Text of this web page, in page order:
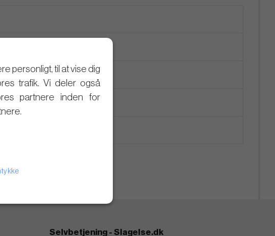
Selvbetjening - Slagelse.dk
personligt, til at vise dig
trafik. Vi deler også
partnere inden for